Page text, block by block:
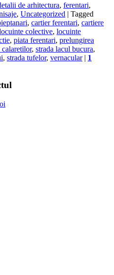
de arhitectura, ferentari,
, Uncategorized | Tagged
, cartier ferentari, cartiere
colective, locuinte
, piata ferentari, prelungirea
calaretilor, strada lacul bucura,
, strada tufelor, vernacular | 1